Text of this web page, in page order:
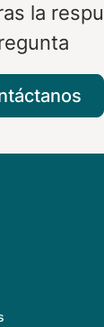
la